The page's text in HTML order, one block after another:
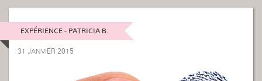
EXPÉRIENCE - PATRICIA B.
31 JANVIER 2015